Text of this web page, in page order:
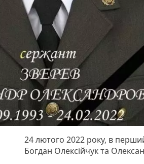
24 лютого 2022 року, в
Богдан Олексійчук та